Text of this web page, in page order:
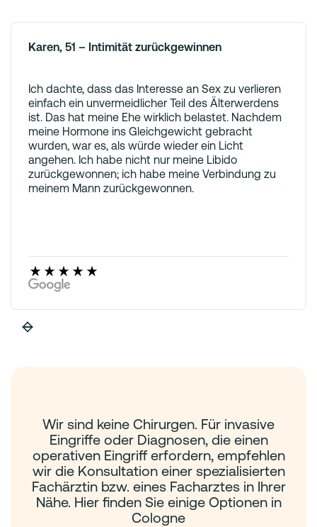
Karen, 51 – Intimität zurückgewinnen
Ich dachte, dass das Interesse an Sex zu verlieren
einfach ein unvermeidlicher Teil des Älterwerdens
ist. Das hat meine Ehe wirklich belastet. Nachdem
meine Hormone ins Gleichgewicht gebracht
wurden, war es, als würde wieder ein Licht
angehen. Ich habe nicht nur meine Libido
zurückgewonnen; ich habe meine Verbindung zu
meinem Mann zurückgewonnen.
Wir sind keine Chirurgen. Für invasive
Eingriffe oder Diagnosen, die einen
operativen Eingriff erfordern, empfehlen
wir die Konsultation einer spezialisierten
Fachärztin bzw. eines Facharztes in Ihrer
Nähe. Hier finden Sie einige Optionen in
Cologne